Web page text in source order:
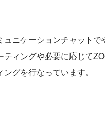
ュニケーションチャットで
ティングや必要に応じて
グを行なっています。